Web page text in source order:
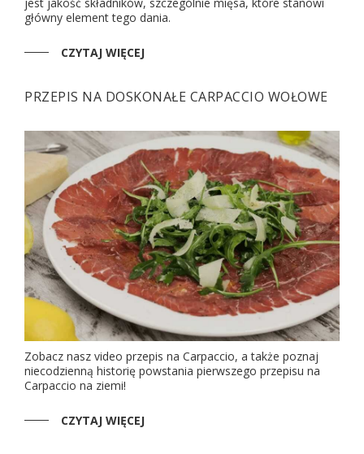
główny element tego dania.
CZYTAJ WIĘCEJ
PRZEPIS NA DOSKONAŁE CARPACCIO WOŁOWE
Zobacz nasz video przepis na Carpaccio, a także poznaj
niecodzienną historię powstania pierwszego przepisu na
Carpaccio na ziemi!
CZYTAJ WIĘCEJ